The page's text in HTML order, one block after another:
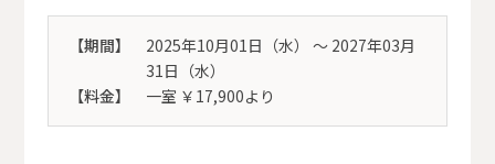
【期間】
2025年10月01日（水） 〜 2027年03月
31日（水）
【料金】
一室 ￥17,900より